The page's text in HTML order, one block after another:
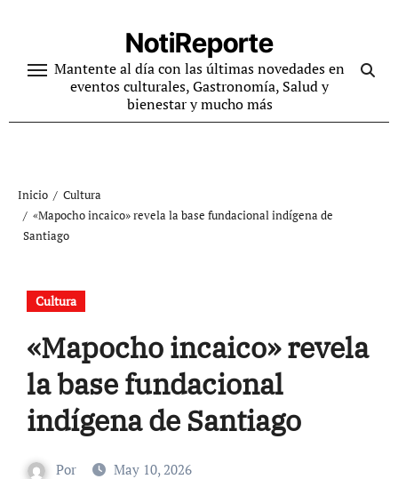
contenido
NotiReporte
Mantente al día con las últimas novedades en
eventos culturales, Gastronomía, Salud y
bienestar y mucho más
Inicio
Cultura
«Mapocho incaico» revela la base fundacional indígena de
Santiago
Cultura
«Mapocho incaico» revela
la base fundacional
indígena de Santiago
Por May 10, 2026